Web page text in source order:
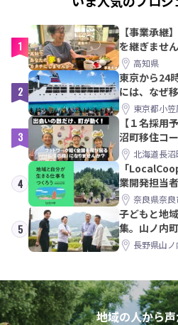
1
【事業承継
を継ぎませ
ら約10年！
高知県
2
東京から24
には、なぜ
みた東京都小
3
【１名採用
沼町移住コ
す！北海道長沼
4
「
業開発担当
奈良県奈良
5
子どもと地
集。山ノ内
校づくりを一
長野県山
地域の人から